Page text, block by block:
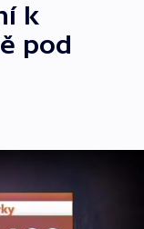
k
pod